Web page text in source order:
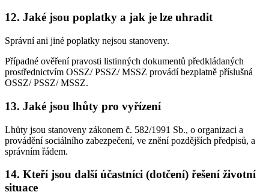
12. Jaké jsou poplatky a jak je lze uhradit
Správní ani jiné poplatky nejsou stanoveny.
Případné ověření pravosti listinných dokumentů předkládaných
prostřednictvím OSSZ/ PSSZ/ MSSZ provádí bezplatně příslušná
OSSZ/ PSSZ/ MSSZ.
13. Jaké jsou lhůty pro vyřízení
Lhůty jsou stanoveny zákonem č. 582/1991 Sb., o organizaci a
provádění sociálního zabezpečení, ve znění pozdějších předpisů, a
správním řádem.
14. Kteří jsou další účastníci (dotčení) řešení životní
situace